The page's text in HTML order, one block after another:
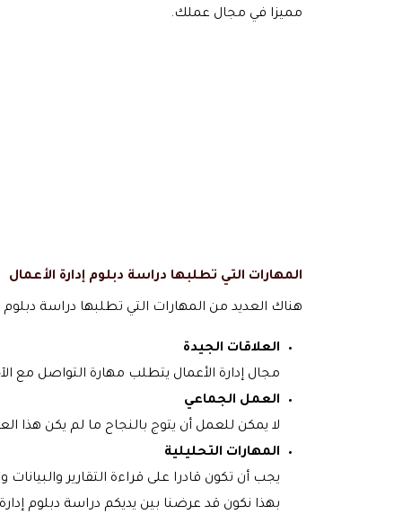
مميزا في مجال عملك.
المهارات التي تطلبها دراسة دبلوم إدارة الأعمال
هناك العديد من المهارات التي تطلبها دراسة دبلوم
العلاقات الجيدة
مجال إدارة الأعمال يتطلب مهارة التواصل مع
العمل الجماعي
لا يمكن للعمل أن يتوج بالنجاح ما لم يكن هذا
المهارات التحليلية
يجب أن تكون قادرا على قراءة التقارير
بهذا نكون قد عرضنا بين يديكم دراسة دبلوم